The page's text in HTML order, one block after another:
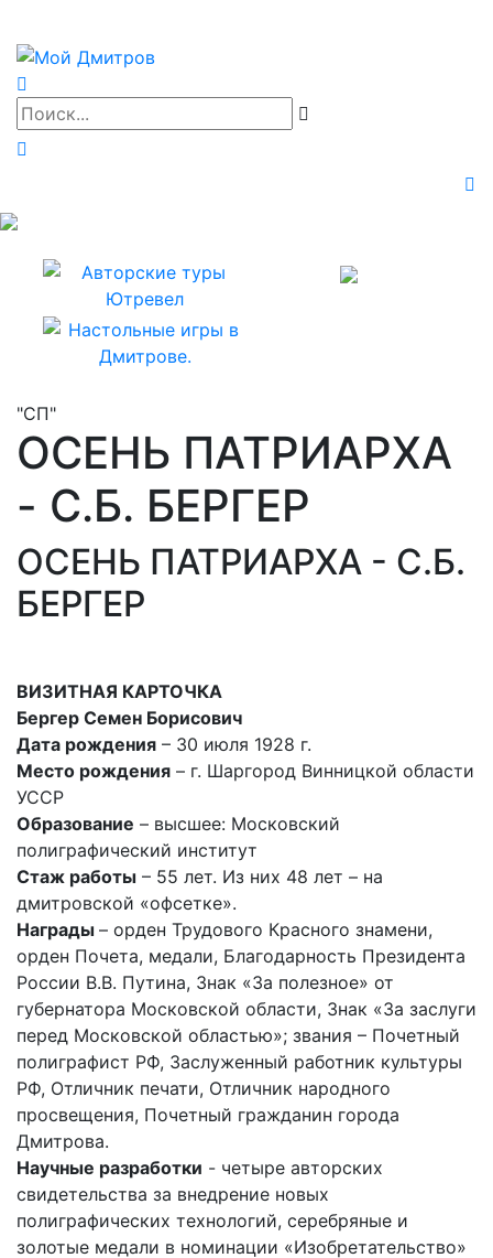
"СП"
ОСЕНЬ ПАТРИАРХА
- С.Б. БЕРГЕР
ОСЕНЬ ПАТРИАРХА - С.Б.
БЕРГЕР
ВИЗИТНАЯ КАРТОЧКА
Бергер Семен Борисович
Дата рождения – 30 июля 1928 г.
Место рождения – г. Шаргород Винницкой области
УССР
Образование – высшее: Московский
полиграфический институт
Стаж работы – 55 лет. Из них 48 лет – на
дмитровской «офсетке».
Награды – орден Трудового Красного знамени,
орден Почета, медали, Благодарность Президента
России В.В. Путина, Знак «За полезное» от
губернатора Московской области, Знак «За заслуги
перед Московской областью»; звания – Почетный
полиграфист РФ, Заслуженный работник культуры
РФ, Отличник печати, Отличник народного
просвещения, Почетный гражданин города
Дмитрова.
Научные разработки - четыре авторских
свидетельства за внедрение новых
полиграфических технологий, серебряные и
золотые медали в номинации «Изобретательство»